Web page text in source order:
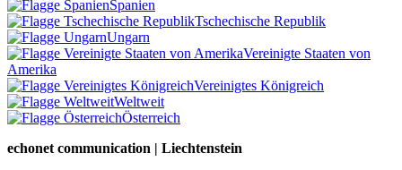
Spanien
Tschechische Republik
Ungarn
Vereinigte Staaten von
Amerika
Vereinigtes Königreich
Weltweit
Österreich
echonet communication | Liechtenstein